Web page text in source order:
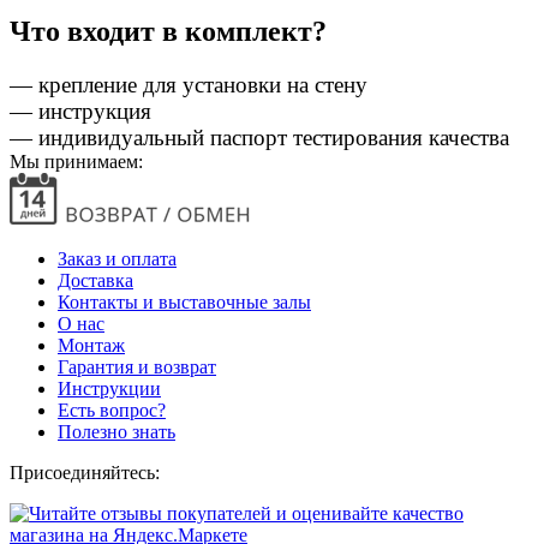
Что входит в комплект?
— крепление для установки на стену
— инструкция
— индивидуальный паспорт тестирования качества
Мы принимаем:
Заказ и оплата
Доставка
Контакты и выставочные залы
О нас
Монтаж
Гарантия и возврат
Инструкции
Есть вопрос?
Полезно знать
Присоединяйтесь: